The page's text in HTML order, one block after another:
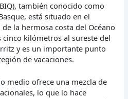
también conocido como
está situado en el
la hermosa costa del Océano
cinco kilómetros al sureste del
y es un importante punto
de vacaciones.
medio ofrece una mezcla de
lo que lo hace